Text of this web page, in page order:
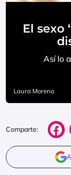
El sexo
Así lo
Laura Moreno
Comparte: